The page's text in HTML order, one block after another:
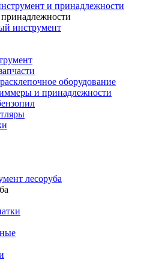
и принадлежности
инструмент
оборудование
и принадлежности
лесоруба